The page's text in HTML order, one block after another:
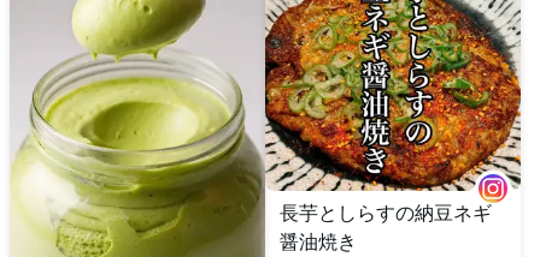
長芋としらすの納豆ネギ
醤油焼き